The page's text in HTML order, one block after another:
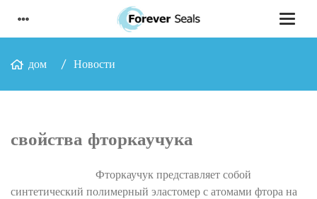
дом Новости
свойства фторкаучука
Фторкаучук представляет собой
синтетический полимерный эластомер с атомами фтора на